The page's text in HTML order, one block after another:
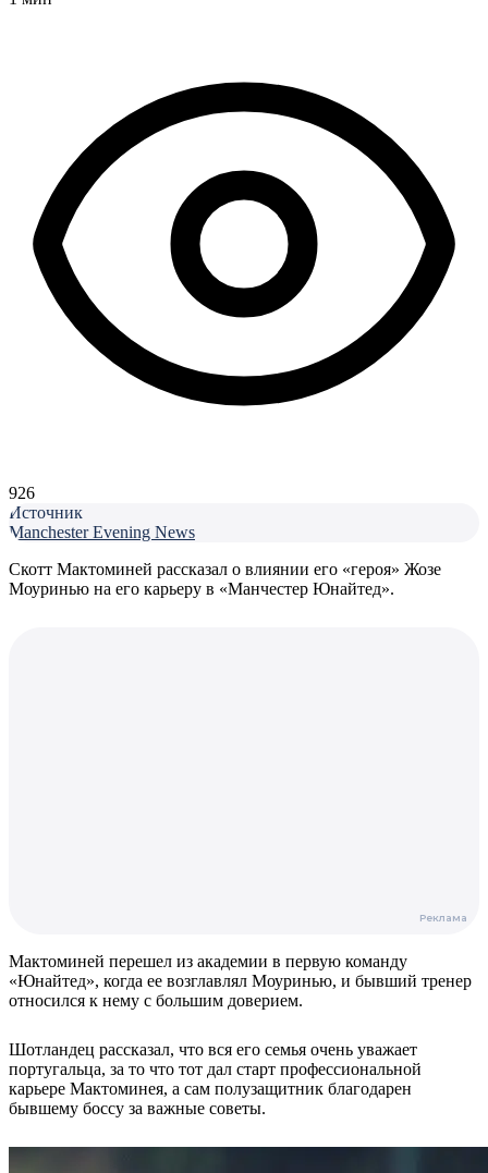
926
Источник
Manchester Evening News
Скотт Мактоминей рассказал о влиянии его «героя» Жозе
Моуринью на его карьеру в «Манчестер Юнайтед».
Мактоминей перешел из академии в первую команду
«Юнайтед», когда ее возглавлял Моуринью, и бывший тренер
относился к нему с большим доверием.
Шотландец рассказал, что вся его семья очень уважает
португальца, за то что тот дал старт профессиональной
карьере Мактоминея, а сам полузащитник благодарен
бывшему боссу за важные советы.